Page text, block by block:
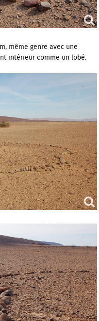
même genre avec une
intérieur comme un lobé.